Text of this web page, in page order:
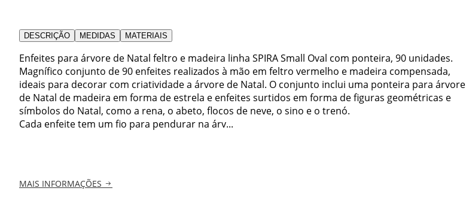
DESCRIÇÃO MEDIDAS MATERIAIS
Enfeites para árvore de Natal feltro e madeira linha SPIRA Small Oval com ponteira, 90 unidades.
Magnífico conjunto de 90 enfeites realizados à mão em feltro vermelho e madeira compensada,
ideais para decorar com criatividade a árvore de Natal. O conjunto inclui uma ponteira para árvore
de Natal de madeira em forma de estrela e enfeites surtidos em forma de figuras geométricas e
símbolos do Natal, como a rena, o abeto, flocos de neve, o sino e o trenó.
Cada enfeite tem um fio para pendurar na árv...
MAIS INFORMAÇÕES